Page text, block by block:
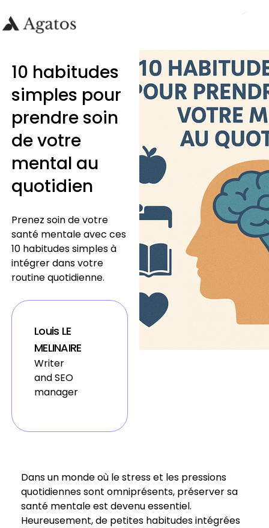
10 habitudes
simples pour
prendre soin
de votre
mental au
quotidien
Prenez soin de votre
santé mentale avec ces
10 habitudes simples à
intégrer dans votre
routine quotidienne.
Louis LE
MELINAIRE
Writer
and SEO
manager
Dans un monde où le stress et les pressions
quotidiennes sont omniprésents, préserver sa
santé mentale est devenu essentiel.
Heureusement, de petites habitudes intégrées